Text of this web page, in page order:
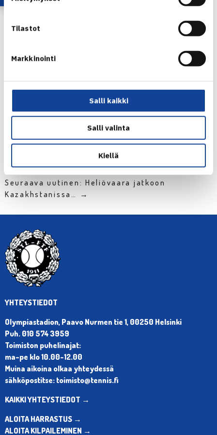
Tilastot
Markkinointi
Salli kaikki
Salli valinta
Kiellä
Herkko Pölläsen verkkosivut
Herkko Pöllänen
Seuraava uutinen: Heliövaara jatkoon
Kazakhstanissa… →
YHTEYSTIEDOT
Olympiastadion, Paavo Nurmen tie 1, 00250 Helsinki
Puh. 010 574 3959
Toimiston puhelinajat:
ma-pe klo 10.00-12.00
Muina aikoina olkaa yhteydessä
sähköpostitse: toimisto@tennis.fi
KAIKKI YHTEYSTIEDOT →
ALOITA HARRASTUS →
ALOITA KILPAILEMINEN →